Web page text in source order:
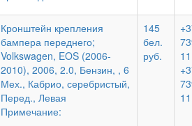
Кронштейн крепления
бампера переднего;
Volkswagen, EOS (2006-
2010), 2006, 2.0, Бензин, , 6
Мех., Кабрио, серебристый,
Перед., Левая
Примечание:
145
бел.
руб.
11
11